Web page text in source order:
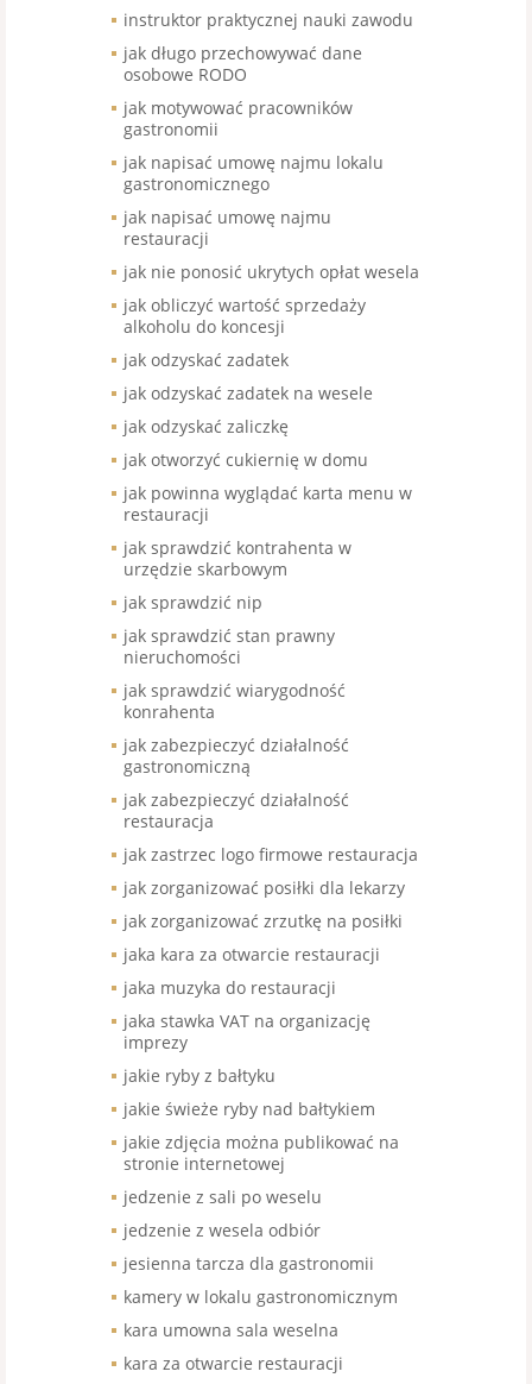
instruktor praktycznej nauki zawodu
jak długo przechowywać dane
osobowe RODO
jak motywować pracowników
gastronomii
jak napisać umowę najmu lokalu
gastronomicznego
jak napisać umowę najmu
restauracji
jak nie ponosić ukrytych opłat wesela
jak obliczyć wartość sprzedaży
alkoholu do koncesji
jak odzyskać zadatek
jak odzyskać zadatek na wesele
jak odzyskać zaliczkę
jak otworzyć cukiernię w domu
jak powinna wyglądać karta menu w
restauracji
jak sprawdzić kontrahenta w
urzędzie skarbowym
jak sprawdzić nip
jak sprawdzić stan prawny
nieruchomości
jak sprawdzić wiarygodność
konrahenta
jak zabezpieczyć działalność
gastronomiczną
jak zabezpieczyć działalność
restauracja
jak zastrzec logo firmowe restauracja
jak zorganizować posiłki dla lekarzy
jak zorganizować zrzutkę na posiłki
jaka kara za otwarcie restauracji
jaka muzyka do restauracji
jaka stawka VAT na organizację
imprezy
jakie ryby z bałtyku
jakie świeże ryby nad bałtykiem
jakie zdjęcia można publikować na
stronie internetowej
jedzenie z sali po weselu
jedzenie z wesela odbiór
jesienna tarcza dla gastronomii
kamery w lokalu gastronomicznym
kara umowna sala weselna
kara za otwarcie restauracji